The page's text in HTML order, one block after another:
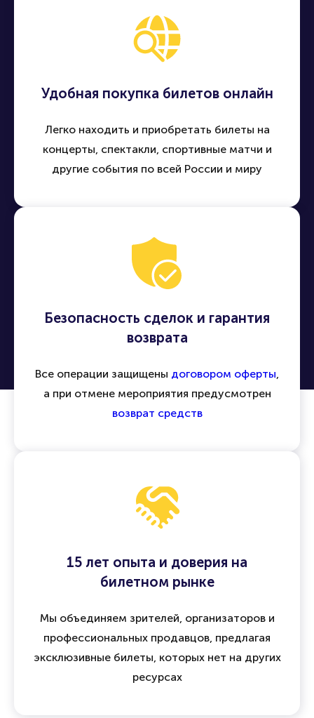
Удобная покупка билетов онлайн
Легко находить и приобретать билеты на
концерты, спектакли, спортивные матчи и
другие события по всей России и миру
Безопасность сделок и гарантия
возврата
Все операции защищены договором оферты,
а при отмене мероприятия предусмотрен
возврат средств
15 лет опыта и доверия на
билетном рынке
Мы объединяем зрителей, организаторов и
профессиональных продавцов, предлагая
эксклюзивные билеты, которых нет на других
ресурсах